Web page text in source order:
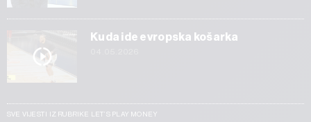
Kuda ide evropska košarka
SVE VIJESTI IZ RUBRIKE LET’S PLAY MONEY